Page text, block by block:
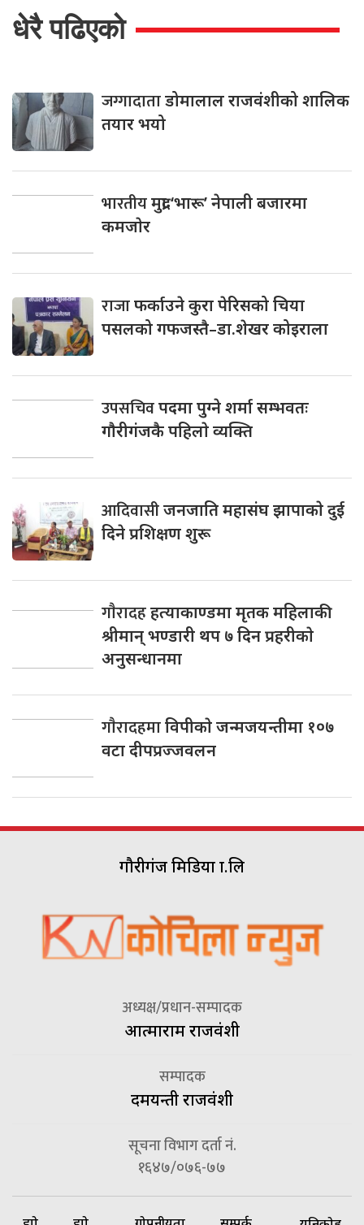
धेरै पढिएको
जग्गादाताडोमालाल राजवंशीको शालिक
तयार भयो
भारतीयमुद्रा ‘भारू’ नेपाली बजारमा
कमजाेर
राजाफर्काउने कुरा पेरिसको चिया
पसलको गफजस्तै–डा.शेखर कोइराला
उपसचिवपदमा पुग्ने शर्मा सम्भवतः
गाैरीगंजकै पहिलाे व्यक्ति
आदिवासीजनजाति महासंघ झापाकाे दुई
दिने प्रशिक्षण शुरू
गाैरादहहत्याकाण्डमा मृतक महिलाकी
श्रीमान् भण्डारी थप ७ दिन प्रहरीकाे
अनुसन्धानमा
गाैरादहमाविपीकाे जन्मजयन्तीमा १०७
वटा दीपप्रज्जवलन
गौरीगंज मिडिया प्रा.लि
अध्यक्ष/प्रधान-सम्पादक
आत्माराम राजवंशी
सम्पादक
दमयन्ती राजवंशी
सूचना विभाग दर्ता नं.
१६४७/०७६-७७